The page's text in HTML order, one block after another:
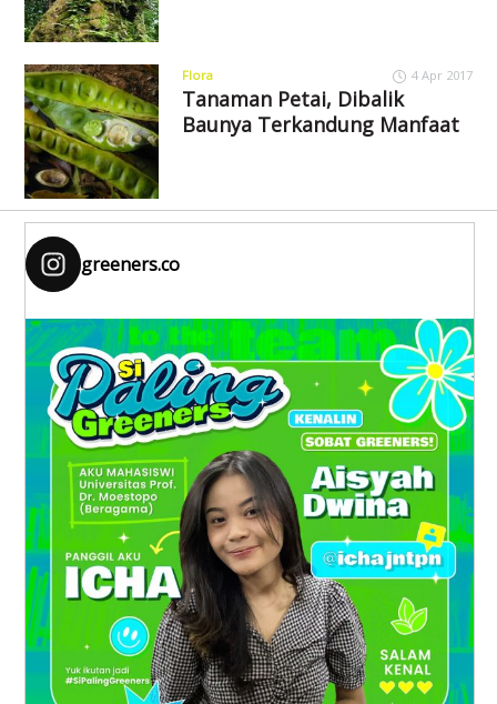
Flora 4 Apr 2017
Tanaman Petai, Dibalik
Baunya Terkandung Manfaat
greeners.co